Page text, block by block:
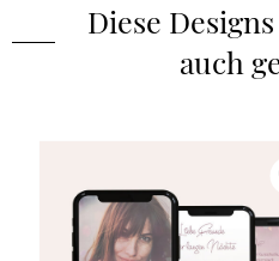
Diese
auch